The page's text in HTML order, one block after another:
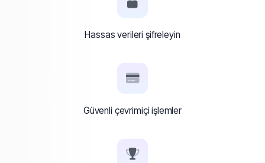
Hassas verileri şifreleyin
Güvenli çevrimiçi işlemler